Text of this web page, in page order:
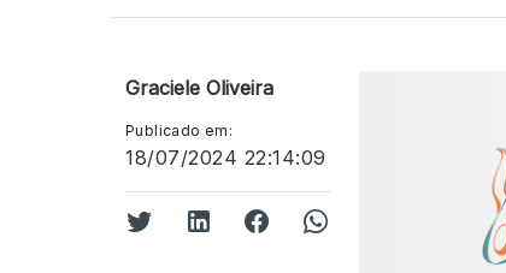
Graciele Oliveira
Publicado em:
18/07/2024 22:14:09